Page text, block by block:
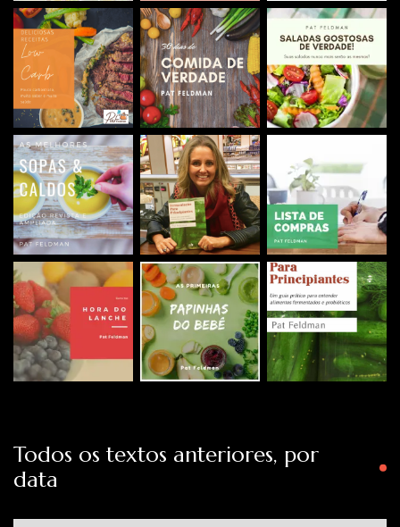
Todos os textos anteriores, por
data